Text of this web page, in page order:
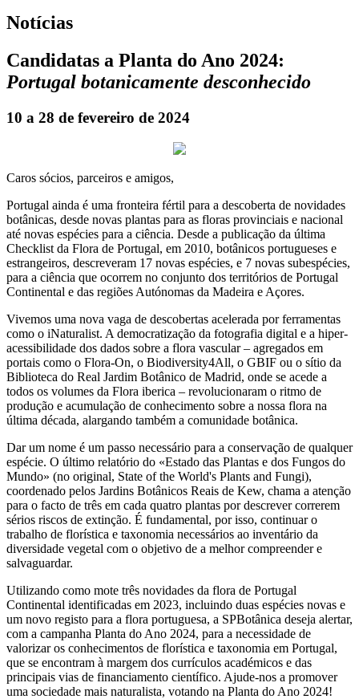
Notícias
Candidatas a Planta do Ano 2024:
Portugal botanicamente desconhecido
10 a 28 de fevereiro de 2024
Caros sócios, parceiros e amigos,
Portugal ainda é uma fronteira fértil para a descoberta de novidades
botânicas, desde novas plantas para as floras provinciais e nacional
até novas espécies para a ciência. Desde a publicação da última
Checklist da Flora de Portugal, em 2010, botânicos portugueses e
estrangeiros, descreveram 17 novas espécies, e 7 novas subespécies,
para a ciência que ocorrem no conjunto dos territórios de Portugal
Continental e das regiões Autónomas da Madeira e Açores.
Vivemos uma nova vaga de descobertas acelerada por ferramentas
como o iNaturalist. A democratização da fotografia digital e a hiper-
acessibilidade dos dados sobre a flora vascular – agregados em
portais como o Flora-On, o Biodiversity4All, o GBIF ou o sítio da
Biblioteca do Real Jardim Botânico de Madrid, onde se acede a
todos os volumes da Flora iberica – revolucionaram o ritmo de
produção e acumulação de conhecimento sobre a nossa flora na
última década, alargando também a comunidade botânica.
Dar um nome é um passo necessário para a conservação de qualquer
espécie. O último relatório do «Estado das Plantas e dos Fungos do
Mundo» (no original, State of the World's Plants and Fungi),
coordenado pelos Jardins Botânicos Reais de Kew, chama a atenção
para o facto de três em cada quatro plantas por descrever correrem
sérios riscos de extinção. É fundamental, por isso, continuar o
trabalho de florística e taxonomia necessários ao inventário da
diversidade vegetal com o objetivo de a melhor compreender e
salvaguardar.
Utilizando como mote três novidades da flora de Portugal
Continental identificadas em 2023, incluindo duas espécies novas e
um novo registo para a flora portuguesa, a SPBotânica deseja alertar,
com a campanha Planta do Ano 2024, para a necessidade de
valorizar os conhecimentos de florística e taxonomia em Portugal,
que se encontram à margem dos currículos académicos e das
principais vias de financiamento científico. Ajude-nos a promover
uma sociedade mais naturalista, votando na Planta do Ano 2024!